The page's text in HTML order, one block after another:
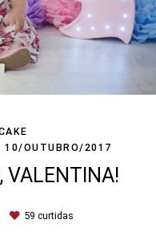
10/OUTUBRO/2017
VALENTINA!
59 curtidas